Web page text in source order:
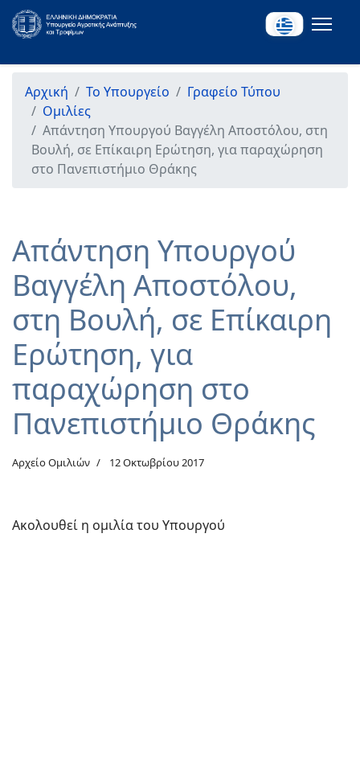
Αρχική Το Υπουργείο
Γραφείο Τύπου
Ομιλίες
Απάντηση Υπουργού Βαγγέλη Αποστόλου, στη
Βουλή, σε Επίκαιρη Ερώτηση, για παραχώρηση
στο Πανεπιστήμιο Θράκης
Απάντηση Υπουργού
Βαγγέλη Αποστόλου,
στη Βουλή, σε Επίκαιρη
Ερώτηση, για
παραχώρηση στο
Πανεπιστήμιο Θράκης
Αρχείο Ομιλιών 12 Οκτωβρίου 2017
Ακολουθεί η ομιλία του Υπουργού